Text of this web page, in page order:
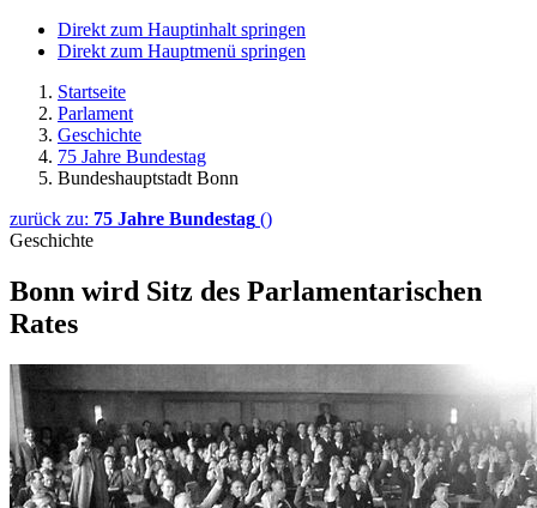
Direkt zum Hauptinhalt springen
Direkt zum Hauptmenü springen
Startseite
Parlament
Geschichte
75 Jahre Bundestag
Bundeshauptstadt Bonn
zurück zu: 75 Jahre Bundestag ()
Geschichte
Bonn wird Sitz des Parlamentarischen
Rates